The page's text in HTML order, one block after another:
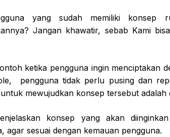
yang sudah memiliki konsep
Jangan khawatir, sebab Kami
ketika pengguna ingin menciptakan
pengguna tidak perlu pusing dan
mewujudkan konsep tersebut adalah
konsep yang akan
agar sesuai dengan kemauan pengguna.